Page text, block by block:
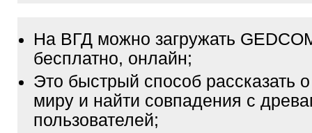
На ВГД можно загружать
бесплатно, онлайн;
Это быстрый способ рассказать
миру и найти совпадения с
пользователей;